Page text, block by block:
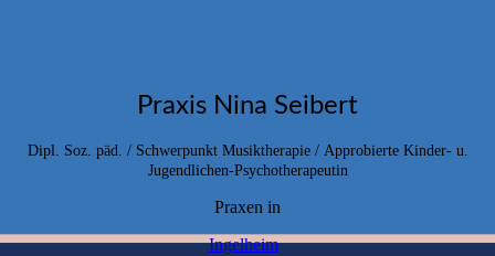
Praxis Nina Seibert
Dipl. Soz. päd. / Schwerpunkt Musiktherapie / Approbierte Kinder- u.
Jugendlichen-Psychotherapeutin
Praxen in
Ingelheim